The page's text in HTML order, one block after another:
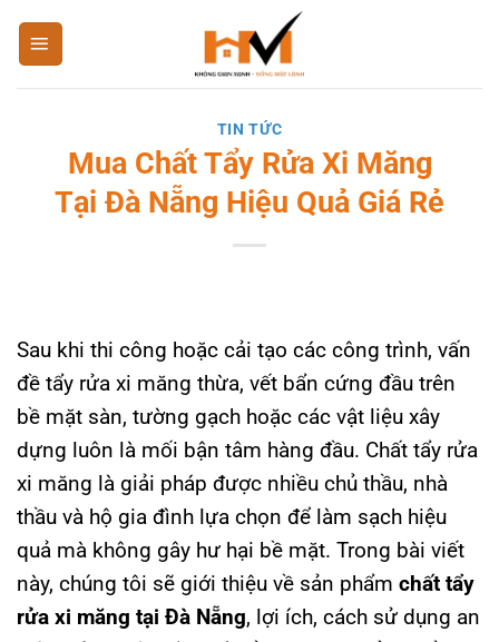
qua
nội
TIN TỨC
Mua Chất Tẩy Rửa Xi Măng
Tại Đà Nẵng Hiệu Quả Giá Rẻ
Sau khi thi công hoặc cải tạo các công trình, vấn
đề tẩy rửa xi măng thừa, vết bẩn cứng đầu trên
bề mặt sàn, tường gạch hoặc các vật liệu xây
dựng luôn là mối bận tâm hàng đầu. Chất tẩy rửa
xi măng là giải pháp được nhiều chủ thầu, nhà
thầu và hộ gia đình lựa chọn để làm sạch hiệu
quả mà không gây hư hại bề mặt. Trong bài viết
này, chúng tôi sẽ giới thiệu về sản phẩm chất tẩy
rửa xi măng tại Đà Nẵng, lợi ích, cách sử dụng an